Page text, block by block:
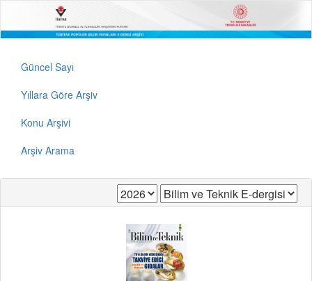
Güncel Sayı
Yıllara Göre Arşiv
Konu Arşivi
Arşiv Arama